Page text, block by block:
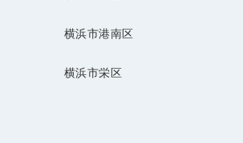
横浜市港南区
横浜市栄区